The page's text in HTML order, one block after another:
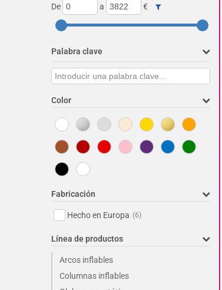
De a €
Palabra clave
Color
Fabricación
Hecho en Europa (6)
Línea de productos
Arcos inflables
Columnas inflables